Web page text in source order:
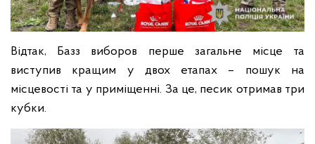
Відтак, Базз виборов перше загальне місце та
виступив кращим у двох етапах – пошук на
місцевості та у приміщенні. За це, песик отримав три
кубки.